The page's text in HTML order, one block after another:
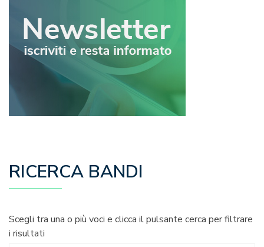
RICERCA BANDI
Scegli tra una o più voci e clicca il pulsante cerca per filtrare
i risultati